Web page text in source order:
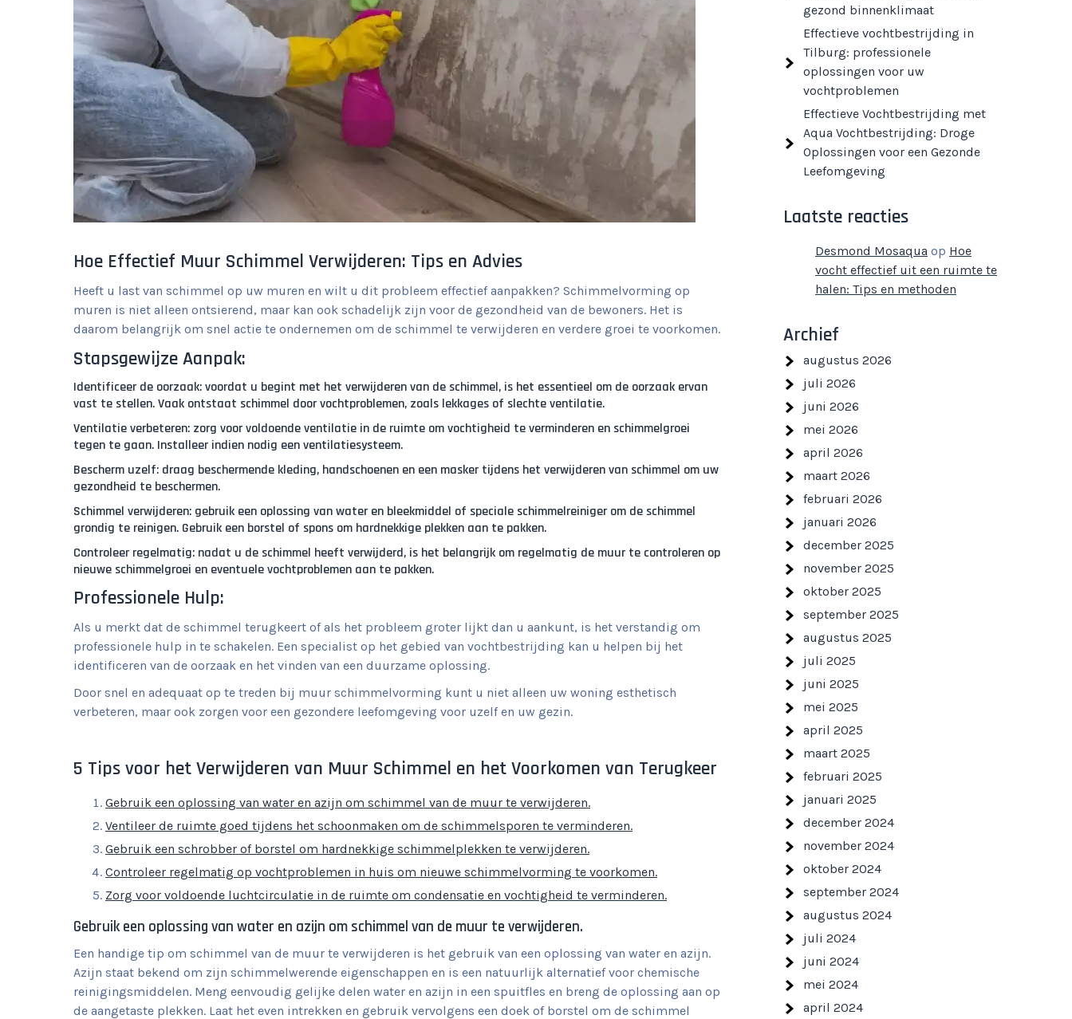
Hoe Effectief Muur Schimmel Verwijderen: Tips en Advies
Heeft u last van schimmel op uw muren en wilt u dit probleem effectief aanpakken? Schimmelvorming op
muren is niet alleen ontsierend, maar kan ook schadelijk zijn voor de gezondheid van de bewoners. Het is
daarom belangrijk om snel actie te ondernemen om de schimmel te verwijderen en verdere groei te voorkomen.
Stapsgewijze Aanpak:
Identificeer de oorzaak: voordat u begint met het verwijderen van de schimmel, is het essentieel om de oorzaak ervan
vast te stellen. Vaak ontstaat schimmel door vochtproblemen, zoals lekkages of slechte ventilatie.
Ventilatie verbeteren: zorg voor voldoende ventilatie in de ruimte om vochtigheid te verminderen en schimmelgroei
tegen te gaan. Installeer indien nodig een ventilatiesysteem.
Bescherm uzelf: draag beschermende kleding, handschoenen en een masker tijdens het verwijderen van schimmel om uw
gezondheid te beschermen.
Schimmel verwijderen: gebruik een oplossing van water en bleekmiddel of speciale schimmelreiniger om de schimmel
grondig te reinigen. Gebruik een borstel of spons om hardnekkige plekken aan te pakken.
Controleer regelmatig: nadat u de schimmel heeft verwijderd, is het belangrijk om regelmatig de muur te controleren op
nieuwe schimmelgroei en eventuele vochtproblemen aan te pakken.
Professionele Hulp:
Als u merkt dat de schimmel terugkeert of als het probleem groter lijkt dan u aankunt, is het verstandig om
professionele hulp in te schakelen. Een specialist op het gebied van vochtbestrijding kan u helpen bij het
identificeren van de oorzaak en het vinden van een duurzame oplossing.
Door snel en adequaat op te treden bij muur schimmelvorming kunt u niet alleen uw woning esthetisch
verbeteren, maar ook zorgen voor een gezondere leefomgeving voor uzelf en uw gezin.
5 Tips voor het Verwijderen van Muur Schimmel en het Voorkomen van Terugkeer
Gebruik een oplossing van water en azijn om schimmel van de muur te verwijderen.
Ventileer de ruimte goed tijdens het schoonmaken om de schimmelsporen te verminderen.
Gebruik een schrobber of borstel om hardnekkige schimmelplekken te verwijderen.
Controleer regelmatig op vochtproblemen in huis om nieuwe schimmelvorming te voorkomen.
Zorg voor voldoende luchtcirculatie in de ruimte om condensatie en vochtigheid te verminderen.
Gebruik een oplossing van water en azijn om schimmel van de muur te verwijderen.
Een handige tip om schimmel van de muur te verwijderen is het gebruik van een oplossing van water en azijn.
Azijn staat bekend om zijn schimmelwerende eigenschappen en is een natuurlijk alternatief voor chemische
reinigingsmiddelen. Meng eenvoudig gelijke delen water en azijn in een spuitfles en breng de oplossing aan op
de aangetaste plekken. Laat het even intrekken en gebruik vervolgens een doek of borstel om de schimmel
gezond binnenklimaat
Effectieve vochtbestrijding in
Tilburg: professionele
oplossingen voor uw
vochtproblemen
Effectieve Vochtbestrijding met
Aqua Vochtbestrijding: Droge
Oplossingen voor een Gezonde
Leefomgeving
Laatste reacties
Desmond Mosaqua op Hoe
vocht effectief uit een ruimte te
halen: Tips en methoden
Archief
augustus 2026
juli 2026
juni 2026
mei 2026
april 2026
maart 2026
februari 2026
januari 2026
december 2025
november 2025
oktober 2025
september 2025
augustus 2025
juli 2025
juni 2025
mei 2025
april 2025
maart 2025
februari 2025
januari 2025
december 2024
november 2024
oktober 2024
september 2024
augustus 2024
juli 2024
juni 2024
mei 2024
april 2024